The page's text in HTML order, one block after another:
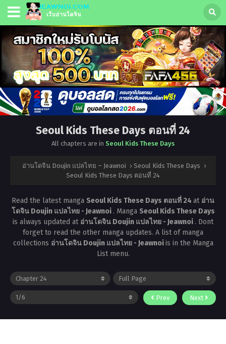
Seoul Kids These Days ตอนที่ 24
All chapters are in Seoul Kids These Days
อ่านโดจิน Doujin แปลไทย – Jeawnoi › Seoul Kids These Days ›
Seoul Kids These Days ตอนที่ 24
Read the latest manga Seoul Kids These Days ตอนที่ 24 at อ่าน
โดจิน Doujin แปลไทย - Jeawnoi . Manga Seoul Kids These Days
is always updated at อ่านโดจิน Doujin แปลไทย - Jeawnoi . Dont
forget to read the other manga updates. A list of manga
collections อ่านโดจิน Doujin แปลไทย - Jeawnoiis in the Manga
List menu.
Prev Next